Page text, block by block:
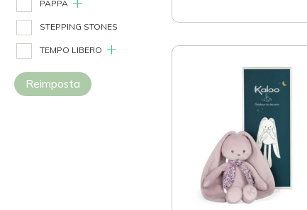
PAPPA
STEPPING STONES
TEMPO LIBERO
Reimposta